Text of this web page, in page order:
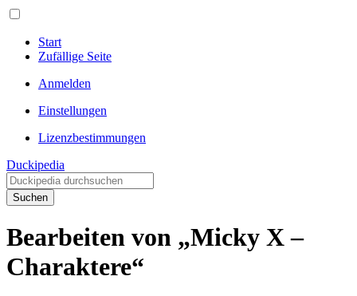
Start
Zufällige Seite
Anmelden
Einstellungen
Lizenzbestimmungen
Duckipedia
Suchen
Bearbeiten von „Micky X –
Charaktere“